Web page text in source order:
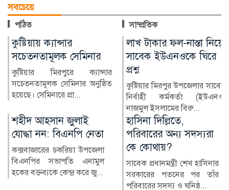
সবচেয়ে
পঠিত সাম্প্রতিক
লাখ টাকার ফল-নাস্তা নিয়ে
সাবেক ইউএনওকে ঘিরে
প্রশ্ন
কুষ্টিয়ার মিরপুর উপজেলার সাবেক
নির্বাহী কর্মকর্তা (ইউএনও)
মুন্সীগঞ্জে সাংবাদিকের
বিরুদ্ধে মামলার প্রতিবাদে
মানববন্ধন
মুন্সীগঞ্জ প্রেসক্লাবের সিনিয়র সহ-
সভাপতি মাহাবুব আলম বাবুর
বিরুদ্ধে দায়ের করা...
হাসিনা দিল্লিতে,
পরিবারের অন্য সদস্যরা
কে কোথায়?
সাবেক প্রধানমন্ত্রী শেখ হাসিনার
সরকারের পতনের পর তাঁর
দখল-দূষণে বিপন্ন দেশের
নদী
বাংলাদেশ নদীমাতৃক দেশ
হিসেবে পরিচিত হলেও দেশের
অধিকাংশ নদী এখন দখল,
দূষণ, নাব...